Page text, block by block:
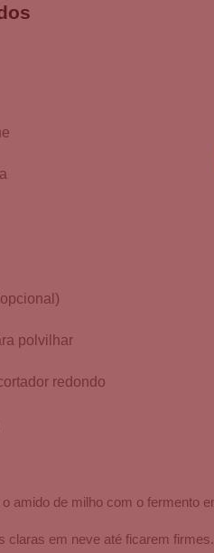
polvilhar
redondo
amido de milho com o fermento
claras em neve até ficarem